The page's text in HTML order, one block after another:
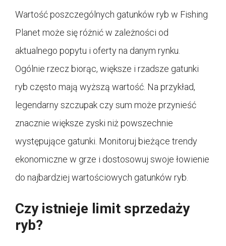
Wartość poszczególnych gatunków ryb w Fishing
Planet może się różnić w zależności od
aktualnego popytu i oferty na danym rynku.
Ogólnie rzecz biorąc, większe i rzadsze gatunki
ryb często mają wyższą wartość. Na przykład,
legendarny szczupak czy sum może przynieść
znacznie większe zyski niż powszechnie
występujące gatunki. Monitoruj bieżące trendy
ekonomiczne w grze i dostosowuj swoje łowienie
do najbardziej wartościowych gatunków ryb.
Czy istnieje limit sprzedaży
ryb?